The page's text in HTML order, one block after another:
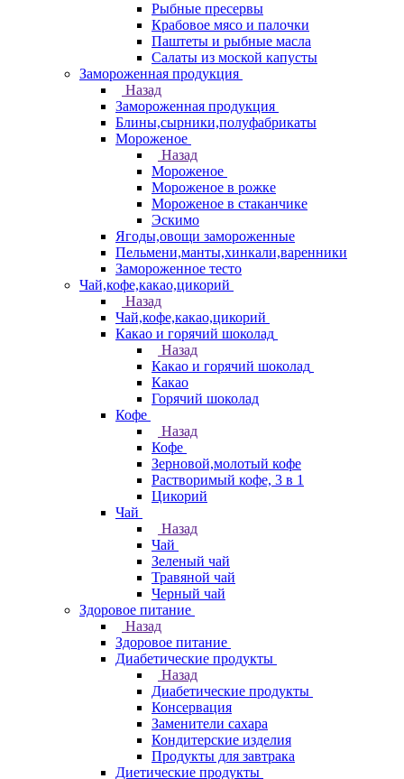
Рыбные пресервы
Крабовое мясо и палочки
Паштеты и рыбные масла
Салаты из моской капусты
Замороженная продукция
Назад
Замороженная продукция
Блины,сырники,полуфабрикаты
Мороженое
Назад
Мороженое
Мороженое в рожке
Мороженое в стаканчике
Эскимо
Ягоды,овощи замороженные
Пельмени,манты,хинкали,варенники
Замороженное тесто
Чай,кофе,какао,цикорий
Назад
Чай,кофе,какао,цикорий
Какао и горячий шоколад
Назад
Какао и горячий шоколад
Какао
Горячий шоколад
Кофе
Назад
Кофе
Зерновой,молотый кофе
Растворимый кофе, 3 в 1
Цикорий
Чай
Назад
Чай
Зеленый чай
Травяной чай
Черный чай
Здоровое питание
Назад
Здоровое питание
Диабетические продукты
Назад
Диабетические продукты
Консервация
Заменители сахара
Кондитерские изделия
Продукты для завтрака
Диетические продукты